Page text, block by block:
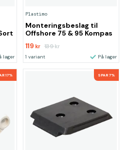
lager
Plastimo
Monteringsbeslag til
Offshore 75 & 95 Kompas
119 kr 139kr
1 variant På lager
17% SPAR 7%